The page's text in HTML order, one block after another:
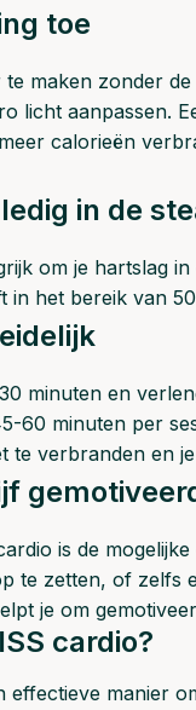
toe
te maken zonder
licht aanpassen.
calorieën
in de
om je hartslag
in het bereik van
minuten en
60 minuten per
te verbranden en
is de
te zetten, of zelfs
je om
cardio?
effectieve manier